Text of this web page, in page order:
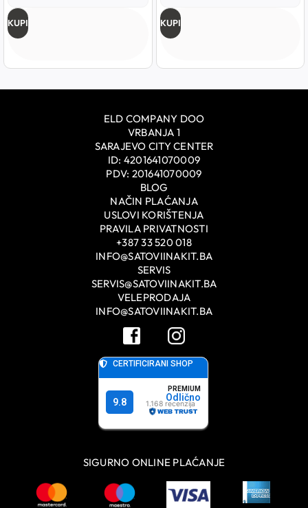
KUPI KUPI
ELD COMPANY DOO
VRBANJA 1
SARAJEVO CITY CENTER
ID: 4201641070009
PDV: 201641070009
BLOG
NAČIN PLAĆANJA
USLOVI KORIŠTENJA
PRAVILA PRIVATNOSTI
+387 33 520 018
INFO@SATOVIINAKIT.BA
SERVIS
SERVIS@SATOVIINAKIT.BA
VELEPRODAJA
INFO@SATOVIINAKIT.BA
SIGURNO ONLINE PLAĆANJE